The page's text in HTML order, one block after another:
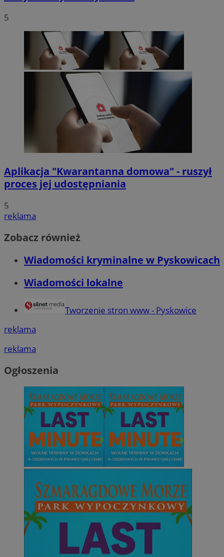
5
Aplikacja "Kwarantanna domowa" - ruszył
proces jej udostępniania
5
reklama
Zobacz również
Wiadomości kryminalne w Pyskowicach
Wiadomości lokalne
Tworzenie stron www - Pyskowice
reklama
reklama
Ogłoszenia